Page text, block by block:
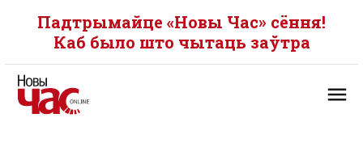
Падтрымайце «Новы Час» сёння!
Каб было што чытаць заўтра